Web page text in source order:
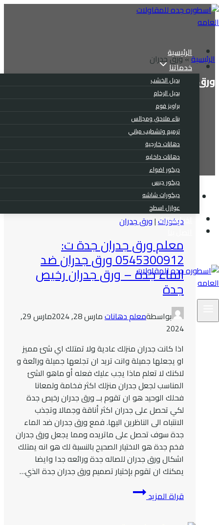
التجاوز
إلى
الرئيسية
خدماتنا
بديل الخشب
بديل الرخام
براويز فوم
بناء ملاحق ومجالس
ترميم وتشطيب مباني
دهانات خارجية
دهانات داخليه
ديكور اضواء
ديكور جبس
ديكورات شاشه
عوازل اسطح
اخر اعمالنا
الرئيسية»ورق جدران
ورق جدران
ديكورات|ورق جدران
معلم ورق جدران جدة ت:
0545300912 ورق جدران ضد
الماء جدة – ورق جدران رخيص
جدة
بواسطةمعلم دهاناتمارس 28, 2024
مارس 29,
2024
اذا كانت جدران منزلك عادية ولا تمتلك اي شئ مميز
او يجعلها جميلة وانت تريد ان تجلعها جميلة ورائعة و
لاكنك لا تعلم ماذا يجب عليك فعله أو ماهو الشئ
المناسب لجعل جدران منزلك اكثر فخامة ولمعانا
فحلك الوحيد هو ان تقوم بــ ورق جدران رخيص جدة
لكي تحصل على جدران اكثر أناقة وجمالا وتجذب
الانتباه الى الناظرين اليها. فمع ورق جدران ضد الماء
جدة سوف تحصل على ماتريده ومما يجعل ورق جدران
فخم جدة هو الاختيار الصحيح بالنسبة لك هو انه يمتلك
اشكال ورق جدران للصاله جدة ورائعه جدا وايضا
يمكنك ان تقوم بإختيار تصميم ورق جدران جدة الذي…
قراة المزيدمعلم
ورق